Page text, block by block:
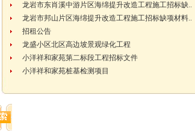
龙岩市东肖溪中游片区海绵提升改造工程施工招标缺..
龙岩市邦山片区海绵提升改造工程施工招标缺项材料..
招租公告
龙盛小区北区高边坡景观绿化工程
小洋祥和家苑第二标段工程招标文件
小洋祥和家苑桩基检测项目